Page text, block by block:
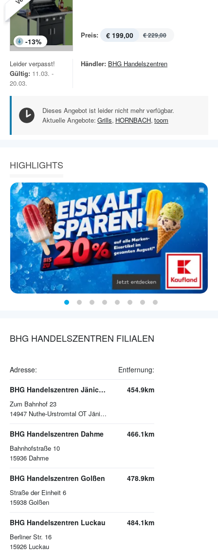
-13%
Preis: € 199,00 € 229,00
Leider verpasst!
Gültig: 11.03. -
20.03.
Händler: BHG Handelszentren
Dieses Angebot ist leider nicht mehr verfügbar.
Aktuelle Angebote: Grills, HORNBACH, toom
HIGHLIGHTS
BHG HANDELSZENTREN FILIALEN
Adresse: Entfernung:
BHG Handelszentren Jänickendorf
Zum Bahnhof 23
14947 Nuthe-Urstromtal OT Jänickendorf
454.9km
BHG Handelszentren Dahme
Bahnhofstraße 10
15936 Dahme
466.1km
BHG Handelszentren Golßen
Straße der Einheit 6
15938 Golßen
478.9km
BHG Handelszentren Luckau
Berliner Str. 16
15926 Luckau
484.1km